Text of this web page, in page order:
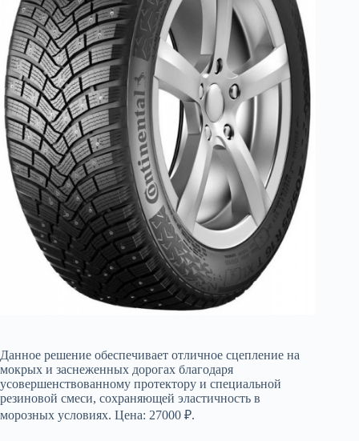
Данное решение обеспечивает отличное сцепление на
мокрых и заснеженных дорогах благодаря
усовершенствованному протектору и специальной
резиновой смеси, сохраняющей эластичность в
морозных условиях. Цена: 27000 ₽.